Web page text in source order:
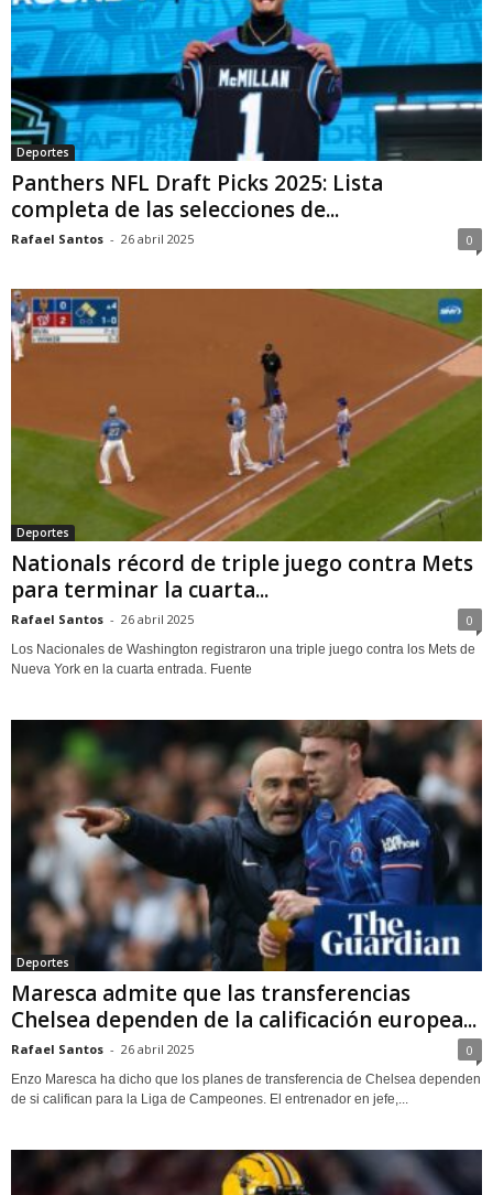
Deportes
Panthers NFL Draft Picks 2025: Lista
completa de las selecciones de...
Rafael Santos - 26 abril 2025 0
Deportes
Nationals récord de triple juego contra Mets
para terminar la cuarta...
Rafael Santos - 26 abril 2025 0
Los Nacionales de Washington registraron una triple juego contra los Mets de
Nueva York en la cuarta entrada. Fuente
Deportes
Maresca admite que las transferencias
Chelsea dependen de la calificación europea...
Rafael Santos - 26 abril 2025 0
Enzo Maresca ha dicho que los planes de transferencia de Chelsea dependen
de si califican para la Liga de Campeones. El entrenador en jefe,...